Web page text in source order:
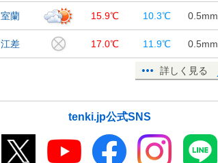
室蘭 15.9℃ 10.3℃ 0.5mm
江差 17.0℃ 11.9℃ 0.5mm
詳しく見る
tenki.jp公式SNS